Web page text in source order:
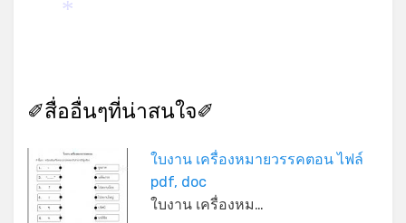
✐สื่ออื่นๆที่น่าสนใจ✐
ใบงาน เครื่องหมายวรรคตอน ไฟล์
pdf, doc
ใบงาน เครื่องหม…
*